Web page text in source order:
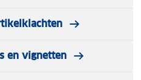
en vignetten